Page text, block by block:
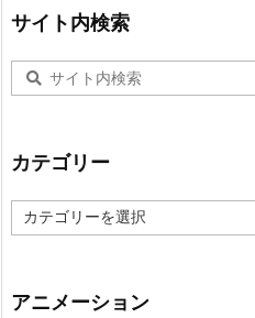
サイト内検索
カテゴリー
テ
ー
アニメーション